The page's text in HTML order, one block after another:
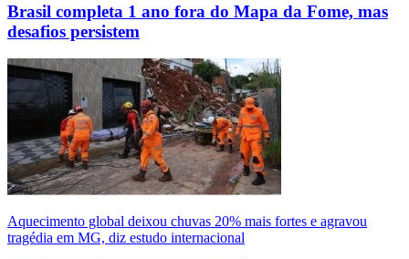
Brasil completa 1 ano fora do Mapa da Fome, mas
desafios persistem
Aquecimento global deixou chuvas 20% mais fortes e agravou
tragédia em MG, diz estudo internacional